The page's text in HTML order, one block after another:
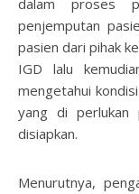
dalam proses
penjemputan
pasien dari pihak
IGD lalu
mengetahui
yang di perlukan
disiapkan.
Menurutnya,